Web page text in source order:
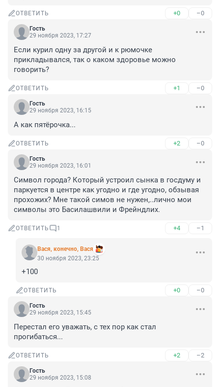
ОТВЕТИТЬ +0 –0
Гость
29 ноября 2023, 17:27
Если курил одну за другой и к рюмочке
прикладывался, так о каком здоровье можно
говорить?
ОТВЕТИТЬ +1 –0
Гость
29 ноября 2023, 16:15
А как пятёрочка...
ОТВЕТИТЬ +2 –0
Гость
29 ноября 2023, 16:01
Символ города? Который устроил сынка в госдуму и
паркуется в центре как угодно и где угодно, обзывая
прохожих? Мне такой симов не нужен,..лично мои
символы это Басилашвили и Фрейндлих.
ОТВЕТИТЬ 1 +4 –1
Вася, конечно, Вася
30 ноября 2023, 23:25
+100
ОТВЕТИТЬ +0 –0
Гость
29 ноября 2023, 15:45
Перестал его уважать, с тех пор как стал
прогибаться...
ОТВЕТИТЬ +2 –2
Гость
29 ноября 2023, 15:08